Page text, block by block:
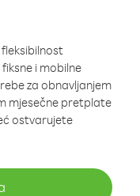
i mobilne
za obnavljanjem
mjesečne pretplate
ostvarujete